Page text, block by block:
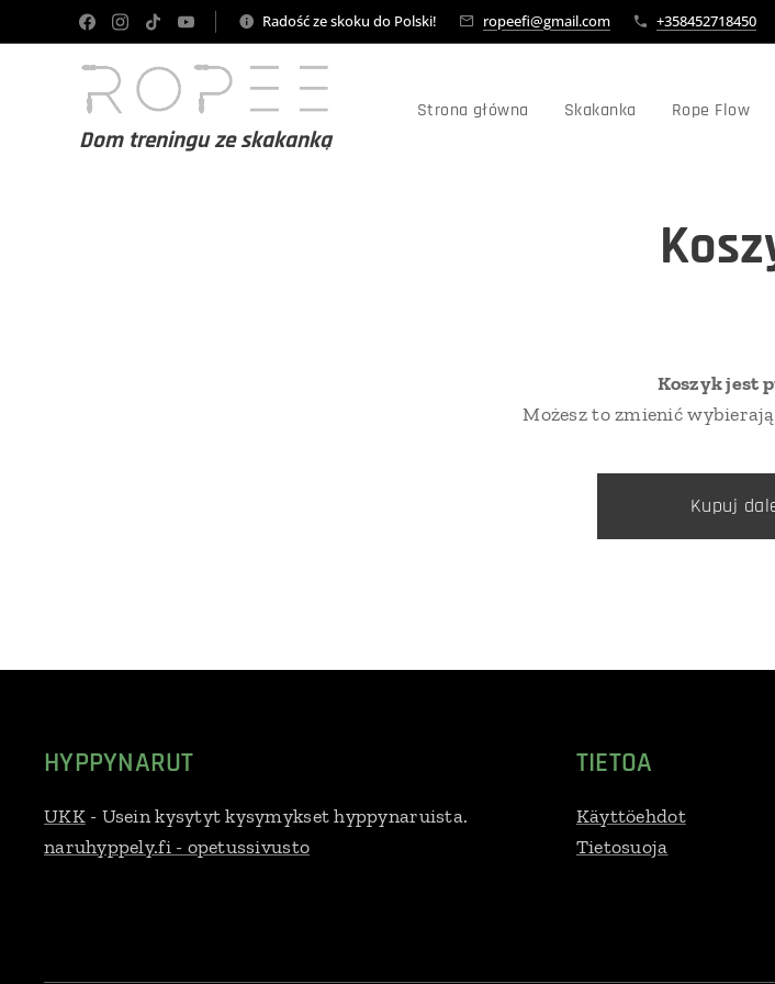
Radość ze skoku do Polski! ropeefi@gmail.com +358452718450
Dom treningu ze skakanką
Strona główna Skakanka Rope Flow
Koszyk jest
Możesz to zmienić
Kupuj
HYPPYNARUT
UKK- Usein kysytyt kysymykset hyppynaruista.
naruhyppely.fi - opetussivusto
TIETOA
Käyttöehdot
Tietosuoja